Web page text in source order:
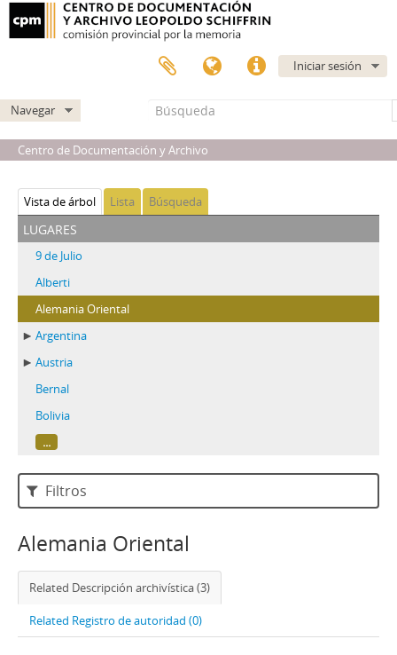
Iniciar sesión
Navegar
Centro de Documentación y Archivo
Vista de árbol Lista Búsqueda
lugares
9 de Julio
Alberti
Alemania Oriental
Argentina
Austria
Bernal
Bolivia
...
Filtros
Alemania Oriental
Related Descripción archivística (3)
Related Registro de autoridad (0)